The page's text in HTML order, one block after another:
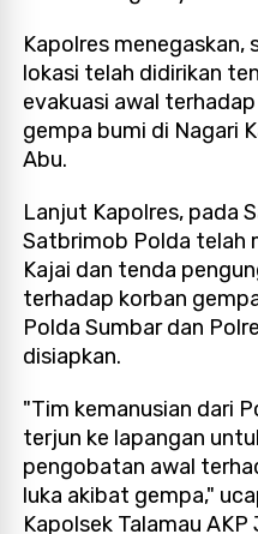
Kapolres
lokasi telah didirikan
evakuasi awal
gempa bumi di Nagari
Abu.
Lanjut Kapolres, pada
Satbrimob Polda telah
Kajai dan tenda
terhadap korban
Polda Sumbar dan
disiapkan.
"Tim kemanusian dari
terjun ke lapangan
pengobatan awal
luka akibat gempa,"
Kapolsek Talamau AKP